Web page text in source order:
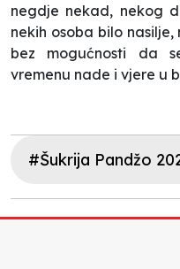
negdje nekad, nekog
nekih osoba bilo
bez mogućnosti da
vremenu nade i vjere u
#Šukrija Pandžo